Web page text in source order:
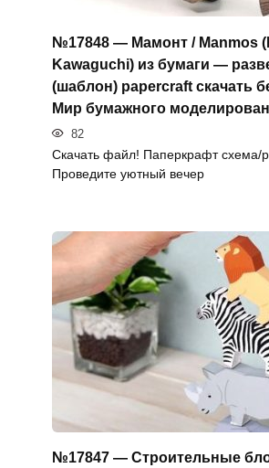
№17848 — Мамонт / Manmos
Kawaguchi) из бумаги —
(шаблон) papercraft скачать
Мир бумажного
82
Скачать файл! Паперкрафт схема/
Проведите уютный вечер
№17847 — Строительные